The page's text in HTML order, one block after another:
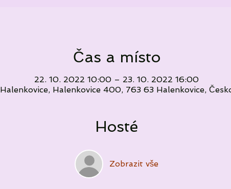
Čas a místo
22. 10. 2022 10:00 – 23. 10. 2022 16:00
Halenkovice, Halenkovice 400, 763 63 Halenkovice,
Hosté
Zobrazit vše